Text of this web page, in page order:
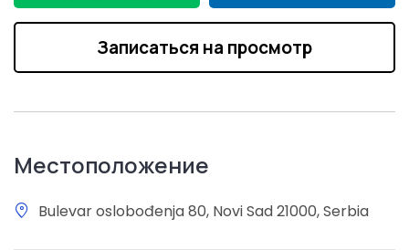
Записаться на просмотр
Местоположение
Bulevar oslobođenja 80, Novi Sad 21000, Serbia